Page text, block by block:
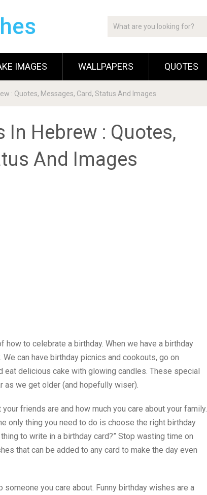
IMAGES WALLPAPERS QUOTES
: Quotes, Messages, Card, Status And Images
Hebrew : Quotes,
And Images
to celebrate a birthday. When we have a birthday
can have birthday picnics and cookouts, go on
eat delicious cake with glowing candles. These special
as we get older (and hopefully wiser).
friends are and how much you care about your family.
only thing you need to do is choose the right birthday
to write in a birthday card?” Stop wasting time on
that can be added to any card to make the day even
you care about. Funny birthday wishes are a